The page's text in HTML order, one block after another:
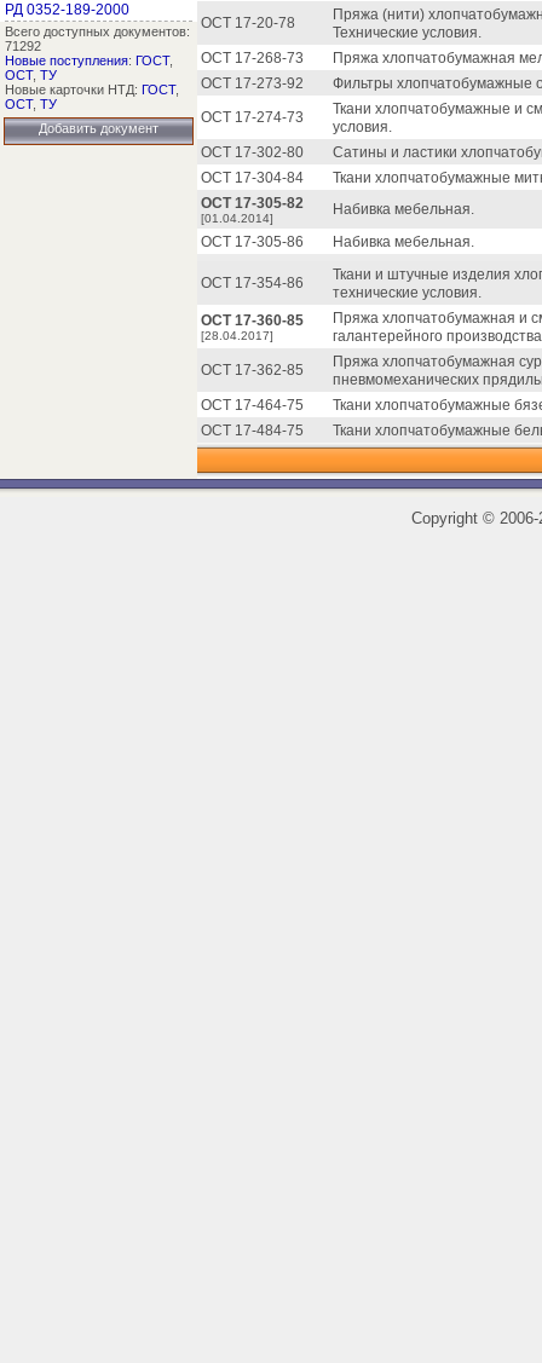
РД 0352-189-2000
Всего доступных документов:
71292
Новые поступления: ГОСТ,
ОСТ, ТУ
Новые карточки НТД: ГОСТ,
ОСТ, ТУ
Добавить документ
ОСТ 17-20-78
Пряжа (нити)
Технические условия.
ОСТ 17-268-73
Пряжа хлопчатобумажная
ОСТ 17-273-92
Фильтры хлопчатобумажные
ОСТ 17-274-73
Ткани хлопчатобумажные и
условия.
ОСТ 17-302-80
Сатины и ластики
ОСТ 17-304-84
Ткани хлопчатобумажные
ОСТ 17-305-82
[01.04.2014]
Набивка мебельная.
ОСТ 17-305-86
Набивка мебельная.
ОСТ 17-354-86
Ткани и штучные изделия
технические условия.
ОСТ 17-360-85
[28.04.2017]
Пряжа хлопчатобумажная и
галантерейного
ОСТ 17-362-85
Пряжа хлопчатобумажная
пневмомеханических
ОСТ 17-464-75
Ткани хлопчатобумажные
ОСТ 17-484-75
Ткани хлопчатобумажные
Copyright ©